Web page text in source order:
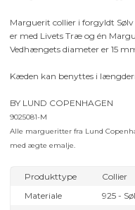
Marguerit collier i forgyldt
er med Livets Træ og én
Vedhængets diameter er 15
Kæden kan benyttes i
BY LUND COPENHAGEN
9025081-M
Alle margueritter fra Lund
med ægte emalje.
Produkttype
Collier
Materiale
925 -